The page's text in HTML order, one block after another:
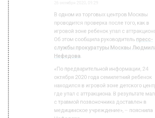
В одном из торговых центров Москвы
проводится проверка после того, как в
Об этом сообщила руководительпресс-
службы прокуратуры Москвы Людмила
«По предварительной информации, 24
октября 2020 года семилетний ребенок
где упал с аттракциона. В результате мальчик